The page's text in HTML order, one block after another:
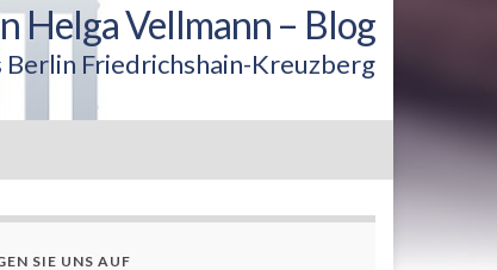
Helga Vellmann – Blog
Berlin Friedrichshain-Kreuzberg
SIE UNS AUF